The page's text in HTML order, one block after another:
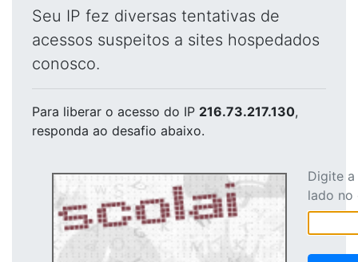
Seu IP fez diversas tentativas de
acessos suspeitos a sites hospedados
conosco.
Para liberar o acesso do IP 216.73.217.130,
responda ao desafio abaixo.
Digite
lado no